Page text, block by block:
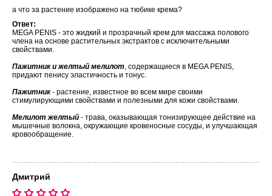
а что за растение изображено на тюбике крема?
Ответ:
MEGA PENIS - это жидкий и прозрачный крем для массажа полового
члена на основе растительных экстрактов с исключительными
свойствами.
Пажитник и желтый мелилот, содержащиеся в MEGA PENIS,
придают пенису эластичность и тонус.
Пажитник- растение, известное во всем мире своими
стимулирующими свойствами и полезными для кожи свойствами.
Мелилот желтый - трава, оказывающая тонизирующее действие на
мышечные волокна, окружающие кровеносные сосуды, и улучшающая
кровообращение.
Дмитрий